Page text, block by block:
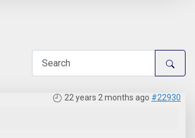
22 years 2 months ago #22930